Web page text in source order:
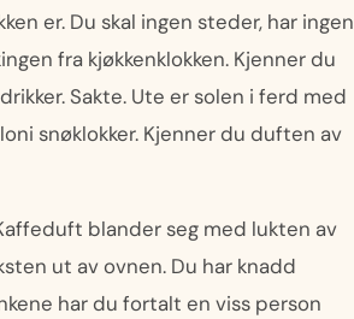
er. Du skal ingen steder, har ingen
fra kjøkkenklokken. Kjenner du
Sakte. Ute er solen i ferd med
snøklokker. Kjenner du duften av
blander seg med lukten av
ut av ovnen. Du har knadd
har du fortalt en viss person